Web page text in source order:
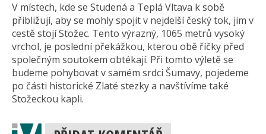
V místech, kde se Studená a Teplá Vltava k sobě
přibližují, aby se mohly spojit v nejdelší český tok, jim v
cestě stojí Stožec. Tento výrazný, 1065 metrů vysoký
vrchol, je poslední překážkou, kterou obě říčky před
společným soutokem obtékají. Při tomto výletě se
budeme pohybovat v samém srdci Šumavy, pojedeme
po části historické Zlaté stezky a navštívíme také
Stožeckou kapli.